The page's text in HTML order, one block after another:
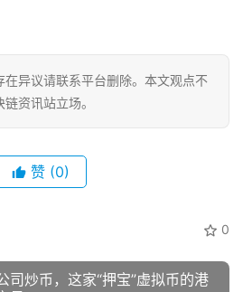
在异议请联系平台删除。本文观点不
资讯站立场。
赞 (0)
0
司炒币，这家“押宝”虚拟币的港